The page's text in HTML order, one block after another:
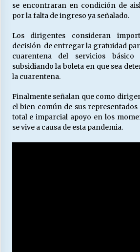
se encontraran en condición de
por la falta de ingreso ya señalado.
Los dirigentes consideran
decisión de entregar la gratuidad
cuarentena del servicios
subsidiando la boleta en que sea
la cuarentena.
Finalmente señalan que como
el bien común de sus representados
total e imparcial apoyo en los
se vive a causa de esta pandemia.